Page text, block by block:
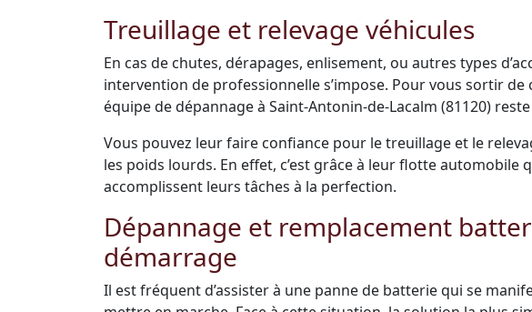
Treuillage et relevage véhicules
En cas de chutes, dérapages, enlisement, ou autres types
intervention de professionnelle s’impose. Pour vous sortir
équipe de dépannage à Saint-Antonin-de-Lacalm (81120)
Vous pouvez leur faire confiance pour le treuillage et le
les poids lourds. En effet, c’est grâce à leur flotte automobile
accomplissent leurs tâches à la perfection.
Dépannage et remplacement
démarrage
Il est fréquent d’assister à une panne de batterie qui se